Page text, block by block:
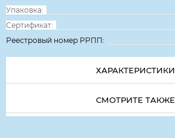
Упаковка:
Сертификат:
Реестровый номер РРПП:
ХАРАКТЕРИСТИКИ
СМОТРИТЕ ТАКЖЕ